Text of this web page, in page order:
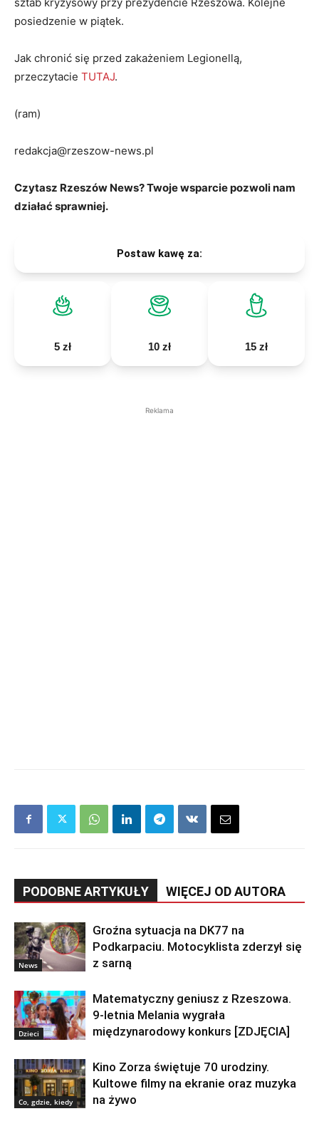
sztab kryzysowy przy prezydencie Rzeszowa. Kolejne
posiedzenie w piątek.
Jak chronić się przed zakażeniem Legionellą,
przeczytacie TUTAJ.
(ram)
redakcja@rzeszow-news.pl
Czytasz Rzeszów News? Twoje wsparcie pozwoli nam
działać sprawniej.
Postaw kawę za:
5 zł 10 zł 15 zł
Reklama
PODOBNE ARTYKUŁY WIĘCEJ OD AUTORA
News
Groźna sytuacja na DK77 na
Podkarpaciu. Motocyklista zderzył się
z sarną
Dzieci
Matematyczny geniusz z Rzeszowa.
9-letnia Melania wygrała
międzynarodowy konkurs [ZDJĘCIA]
Co, gdzie, kiedy
Kino Zorza świętuje 70 urodziny.
Kultowe filmy na ekranie oraz muzyka
na żywo